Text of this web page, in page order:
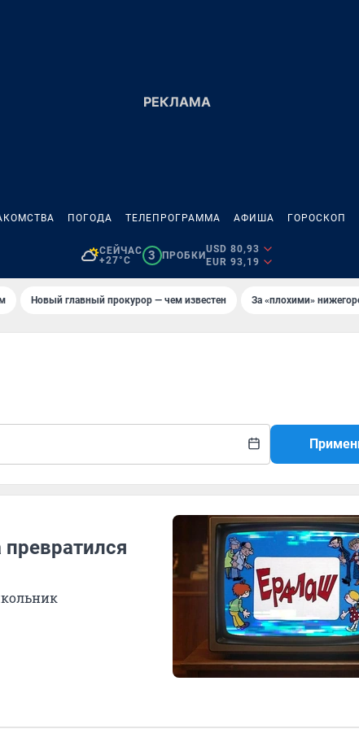
ПОГОДА ТЕЛЕПРОГРАММА АФИША ГОРОСКОП
СЕЙЧАС
+27°C
3 ПРОБКИ
USD 80,93
EUR 93,19
Новый главный прокурор — чем известен За «плохими»